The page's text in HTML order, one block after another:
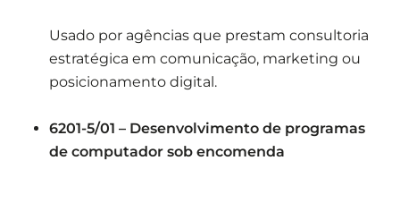
Usado por agências que prestam consultoria
estratégica em comunicação, marketing ou
posicionamento digital.
6201-5/01 – Desenvolvimento de programas
de computador sob encomenda